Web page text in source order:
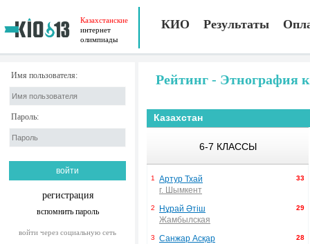
Казахстанские
интернет
олимпиады
КИО Результаты
Имя пользователя:
Пароль:
регистрация
вспомнить пароль
войти через социальную сеть
Рейтинг - Этнография
Казахстан
6-7 КЛАССЫ
1
Артур Тхай
г. Шымкент
33
2
Нұрай Әтіш
Жамбылская
29
3
Санжар Асқар
28